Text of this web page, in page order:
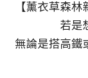
【薰衣草森
若是
無論是搭高鐵